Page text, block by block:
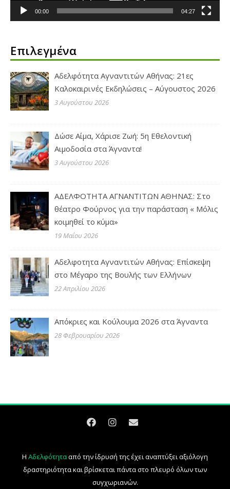
00:00 04:27
Επιλεγμένα
Αδελφότητα Αγναντιτών Αθήνας: 21ες
Καλοκαιρινές Εκδηλώσεις – Αύγουστος 2026
3 Αυγούστου 2026
Δώσε Αίμα, Χάρισε Ζωή: 5η Εθελοντική
Αιμοδοσία στα Άγναντα!
3 Αυγούστου 2026
ΑΔΕΛΦΟΤΗΤΑ ΑΓΝΑΝΤΙΤΩΝ ΑΘΗΝΑΣ: Στο
θέατρο Φούρνος για την παράσταση « Μόλις
κοιμηθεί το κύμα»
19 Μαΐου 2026
Αδελφοτητα Αγναντιτών Αθήνας: Επίσκεψη
στο Μέγαρο της Βουλής των Ελλήνων
22 Απριλίου 2026
Απόκριες και Κούλουμα 2026 στα Άγναντα
28 Φεβρουαρίου 2026
Η Αδελφότητααπό την ίδρυσή της έχει αναπτύξει αξιόλογη
δραστηριότητα και βρίσκεται πάντα στο πλευρό όλων των
συγχωριανών.